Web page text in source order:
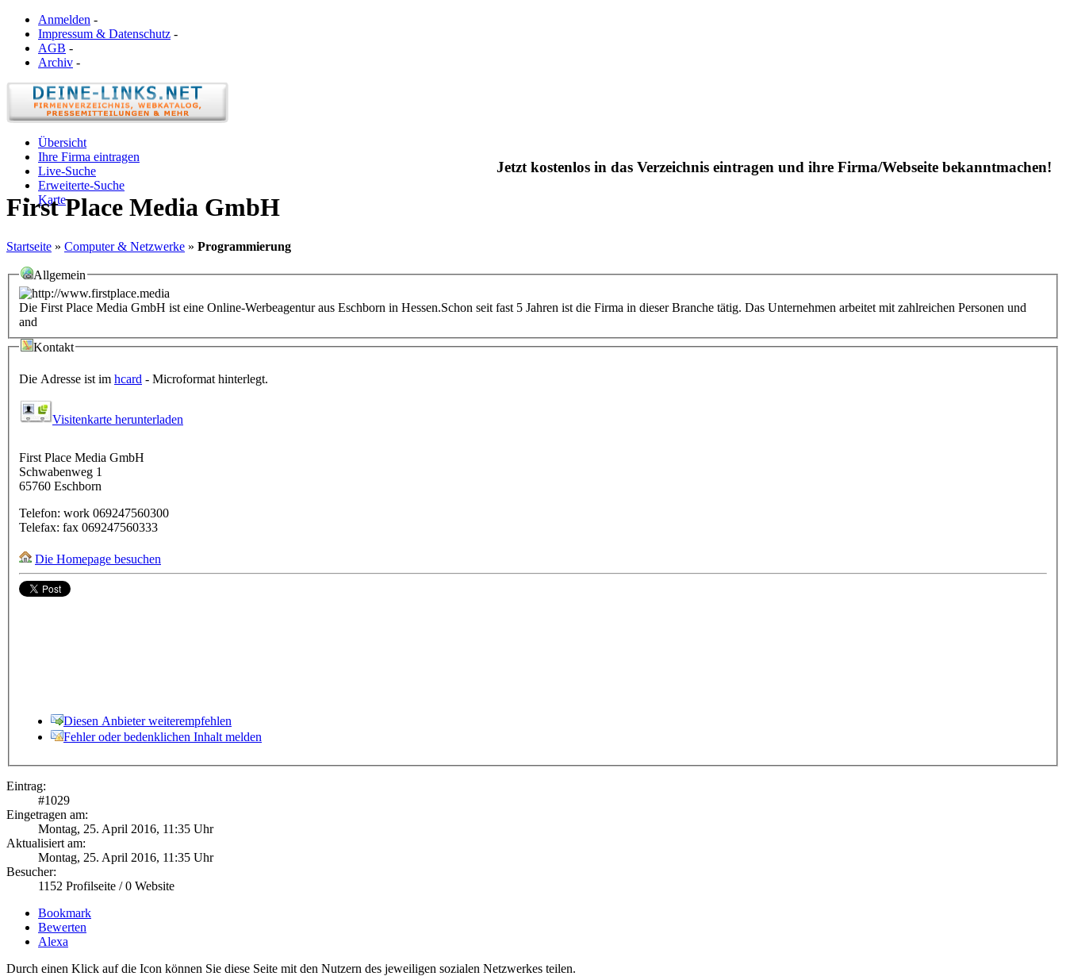
Anmelden -
Impressum & Datenschutz -
AGB -
Archiv -
Übersicht
Ihre Firma eintragen
Live-Suche
Erweiterte-Suche
Karte
Jetzt kostenlos in das Verzeichnis eintragen und ihre Firma/Webseite bekanntmachen!
First Place Media GmbH
Startseite » Computer & Netzwerke » Programmierung
Allgemein
Die First Place Media GmbH ist eine Online-Werbeagentur aus Eschborn in Hessen.Schon seit fast 5 Jahren ist die Firma in dieser Branche tätig. Das Unternehmen arbeitet mit zahlreichen Personen und
and
Kontakt
Die Adresse ist im hcard - Microformat hinterlegt.
Visitenkarte herunterladen
First Place Media GmbH
Schwabenweg 1
65760 Eschborn
Telefon: work 069247560300
Telefax: fax 069247560333
Die Homepage besuchen
Diesen Anbieter weiterempfehlen
Fehler oder bedenklichen Inhalt melden
Eintrag:
#1029
Eingetragen am:
Montag, 25. April 2016, 11:35 Uhr
Aktualisiert am:
Montag, 25. April 2016, 11:35 Uhr
Besucher:
1152 Profilseite /0 Website
Bookmark
Bewerten
Alexa
Durch einen Klick auf die Icon können Sie diese Seite mit den Nutzern des jeweiligen sozialen Netzwerkes teilen.